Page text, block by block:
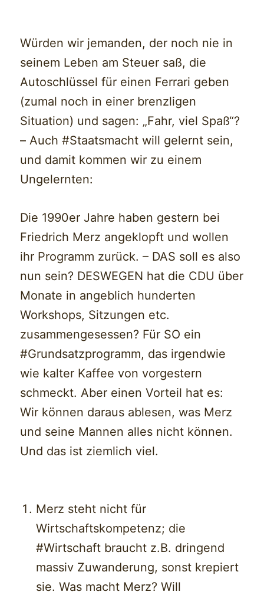
Würden wir jemanden, der noch nie in
seinem Leben am Steuer saß, die
Autoschlüssel für einen Ferrari geben
(zumal noch in einer brenzligen
Situation) und sagen: „Fahr, viel Spaß“?
– Auch #Staatsmacht will gelernt sein,
und damit kommen wir zu einem
Ungelernten:
Die 1990er Jahre haben gestern bei
Friedrich Merz angeklopft und wollen
ihr Programm zurück. – DAS soll es also
nun sein? DESWEGEN hat die CDU über
Monate in angeblich hunderten
Workshops, Sitzungen etc.
zusammengesessen? Für SO ein
#Grundsatzprogramm, das irgendwie
wie kalter Kaffee von vorgestern
schmeckt. Aber einen Vorteil hat es:
Wir können daraus ablesen, was Merz
und seine Mannen alles nicht können.
Und das ist ziemlich viel.
Merz steht nicht für
Wirtschaftskompetenz; die
#Wirtschaft braucht z.B. dringend
massiv Zuwanderung, sonst krepiert
sie. Was macht Merz? Will